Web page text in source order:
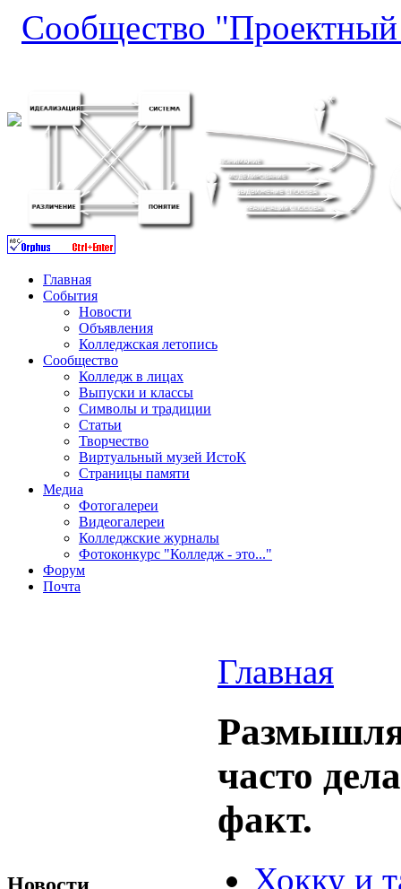
Сообщество
Главная
События
Новости
Объявления
Колледжская летопись
Сообщество
Колледж в лицах
Выпуски и классы
Символы и традиции
Статьи
Творчество
Виртуальный музей ИстоК
Страницы памяти
Медиа
Фотогалереи
Видеогалереи
Колледжские журналы
Фотоконкурс "Колледж - это..."
Форум
Почта
Главная
часто
факт.
Хокку и